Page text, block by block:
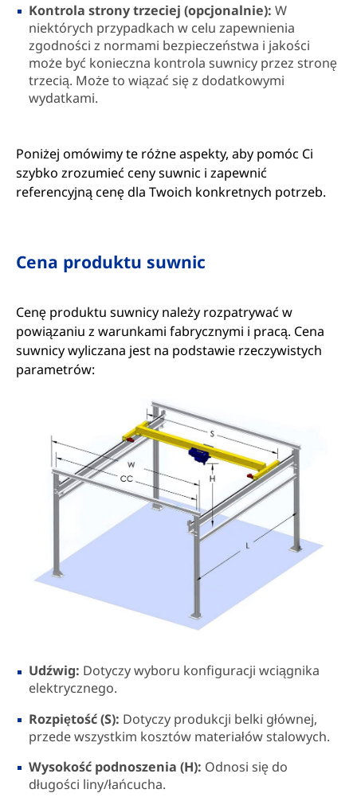
Kontrola strony trzeciej (opcjonalnie): W
niektórych przypadkach w celu zapewnienia
zgodności z normami bezpieczeństwa i jakości
może być konieczna kontrola suwnicy przez stronę
trzecią. Może to wiązać się z dodatkowymi
wydatkami.
Poniżej omówimy te różne aspekty, aby pomóc Ci
szybko zrozumieć ceny suwnic i zapewnić
referencyjną cenę dla Twoich konkretnych potrzeb.
Cena produktu suwnic
Cenę produktu suwnicy należy rozpatrywać w
powiązaniu z warunkami fabrycznymi i pracą. Cena
suwnicy wyliczana jest na podstawie rzeczywistych
parametrów:
Udźwig: Dotyczy wyboru konfiguracji wciągnika
elektrycznego.
Rozpiętość (S): Dotyczy produkcji belki głównej,
przede wszystkim kosztów materiałów stalowych.
Wysokość podnoszenia (H): Odnosi się do
długości liny/łańcucha.